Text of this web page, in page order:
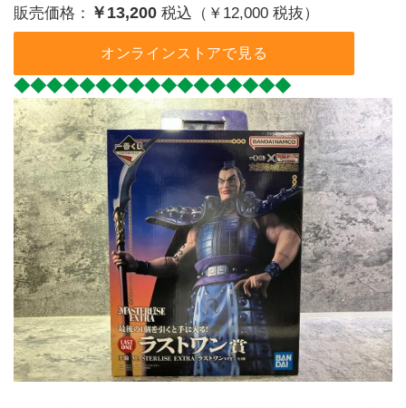
販売価格： ￥13,200 税込（￥12,000 税抜）
オンラインストアで見る
◆◆◆◆◆◆◆◆◆◆◆◆◆◆◆◆◆